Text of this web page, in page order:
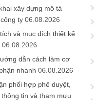
xây dựng mô tả
ty 06.08.2026
và mục đích thiết kế
06.08.2026
dẫn cách làm cơ
nhanh 06.08.2026
phối hợp phê duyệt,
tin và tham mưu